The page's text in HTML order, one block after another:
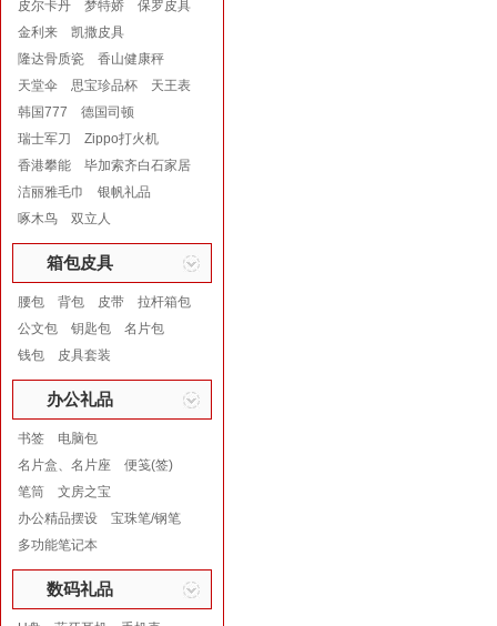
皮尔卡丹 梦特娇
保罗皮具
金利来
凯撒皮具
隆达骨质瓷
香山健康秤
天堂伞
思宝珍品杯
天王表
韩国777
德国司顿
瑞士军刀
Zippo打火机
香港攀能
毕加索齐白石家居
洁丽雅毛巾
银帆礼品
啄木鸟
双立人
箱包皮具
腰包 背包 皮带
拉杆箱包
公文包
钥匙包
名片包
钱包
皮具套装
办公礼品
书签
电脑包
名片盒、名片座
便笺(签)
笔筒
文房之宝
办公精品摆设
宝珠笔/钢笔
多功能笔记本
数码礼品